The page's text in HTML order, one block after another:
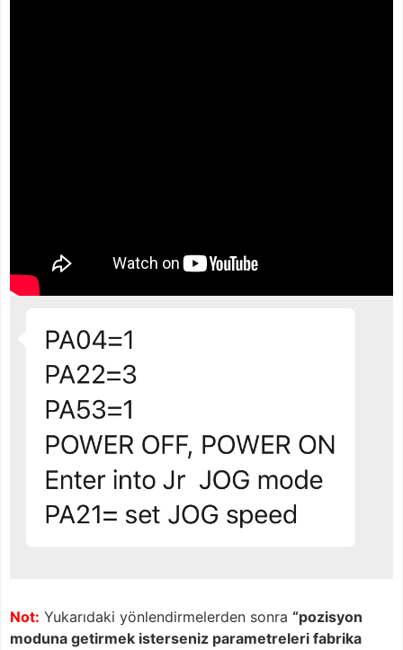
Not: Yukarıdaki yönlendirmelerden sonra “pozisyon
moduna getirmek isterseniz parametreleri fabrika